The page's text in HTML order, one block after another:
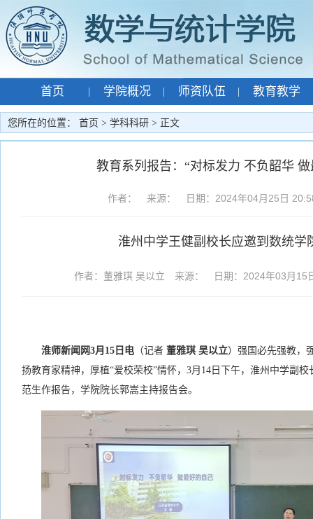
首页 学院概况 师资队伍 教育教学
专题网站 | 孙智宏 |
您所在的位置： 首页 > 学科科研 > 正文
教育系列报告：“对标发力 不负韶华
作者： 来源： 日期：2024年04月25日
淮州中学王健副校长应邀到数统学
作者：董雅琪 吴以立 来源： 日期：2024年03月
淮师新闻网3月15日电 （记者 董雅琪 吴以立）强国必先强教，
扬教育家精神，厚植“爱校荣校”情怀，3月14日下午，淮州中学副
范生作报告，学院院长郭嵩主持报告会。